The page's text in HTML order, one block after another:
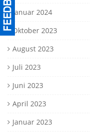
Januar 2024
Oktober 2023
August 2023
Juli 2023
Juni 2023
April 2023
Januar 2023